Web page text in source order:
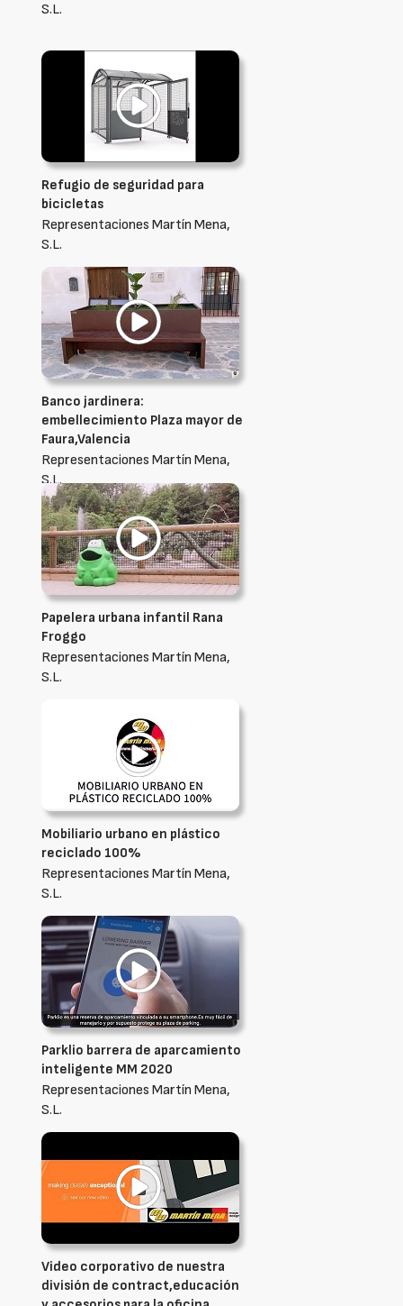
S.L.
Refugio de seguridad para
bicicletas
Representaciones Martín Mena,
S.L.
Banco jardinera:
embellecimiento Plaza mayor de
Faura,Valencia
Representaciones Martín Mena,
S.L.
Papelera urbana infantil Rana
Froggo
Representaciones Martín Mena,
S.L.
Mobiliario urbano en plástico
reciclado 100%
Representaciones Martín Mena,
S.L.
Parklio barrera de aparcamiento
inteligente MM 2020
Representaciones Martín Mena,
S.L.
Video corporativo de nuestra
división de contract,educación